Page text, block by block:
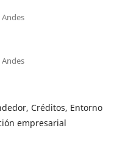
Créditos, Entorno
empresarial